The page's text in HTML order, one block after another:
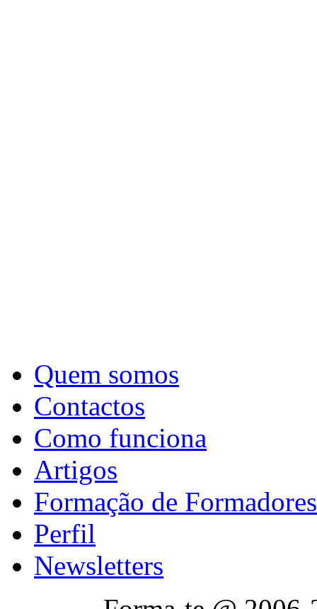
Quem somos
Contactos
Como funciona
Artigos
Formação de Formadores
Perfil
Newsletters